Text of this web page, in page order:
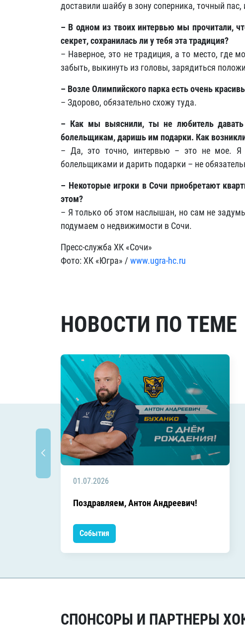
доставили шайбу в зону соперника, точный
– В одном из твоих интервью мы прочитали,
секрет, сохранилась ли у тебя эта традиция?
– Наверное, это не традиция, а то место, где
забыть, выкинуть из головы, зарядиться
– Возле Олимпийского парка есть очень
– Здорово, обязательно схожу туда.
– Как мы выяснили, ты не любитель
болельщикам, даришь им подарки. Как
– Да, это точно, интервью – это не мое.
болельщиками и дарить подарки – не
– Некоторые игроки в Сочи приобретают
этом?
– Я только об этом наслышан, но сам не
подумаем о недвижимости в Сочи.
Пресс-служба ХК «Сочи»
Фото: ХК «Югра» / www.ugra-hc.ru
НОВОСТИ ПО ТЕМЕ
01.07.2026
Поздравляем, Антон Андреевич!
События
СПОНСОРЫ И ПАРТНЕРЫ